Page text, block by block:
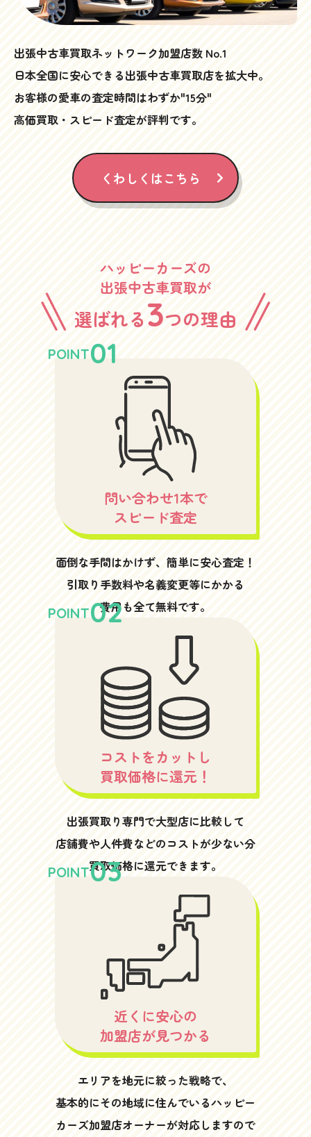
出張中古車買取ネットワーク加盟店数 No.1
日本全国に安心できる出張中古車買取店を拡大中。
お客様の愛車の査定時間はわずか"15分"
高価買取・スピード査定が評判です。
くわしくはこちら
ハッピーカーズの
出張中古車買取が
選ばれる3つの理由
POINT01
問い合わせ1本で
スピード査定
面倒な手間はかけず、簡単に安心査定！
引取り手数料や名義変更等にかかる
費用も全て無料です。
POINT02
コストをカットし
買取価格に還元！
出張買取り専門で大型店に比較して
店舗費や人件費などのコストが少ない分
買取価格に還元できます。
POINT03
近くに安心の
加盟店が見つかる
エリアを地元に絞った戦略で、
基本的にその地域に住んでいるハッピー
カーズ加盟店オーナーが対応しますので